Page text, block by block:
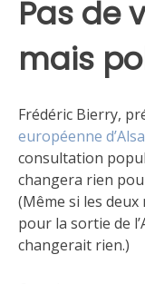
Pas de
mais
Frédéric Bierry,
européenne
consultation
changera rien
(Même si les deux
pour la sortie de
changerait rien.)